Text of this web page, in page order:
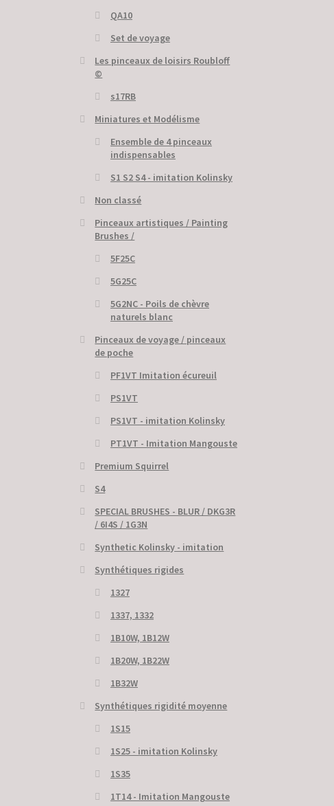
QA10
Set de voyage
Les pinceaux de loisirs Roubloff
©
s17RB
Miniatures et Modélisme
Ensemble de 4 pinceaux
indispensables
S1 S2 S4 - imitation Kolinsky
Non classé
Pinceaux artistiques / Painting
Brushes /
5F25C
5G25C
5G2NC - Poils de chèvre
naturels blanc
Pinceaux de voyage / pinceaux
de poche
PF1VT Imitation écureuil
PS1VT
PS1VT - imitation Kolinsky
PT1VT - Imitation Mangouste
Premium Squirrel
S4
SPECIAL BRUSHES - BLUR / DKG3R
/ 6I4S / 1G3N
Synthetic Kolinsky - imitation
Synthétiques rigides
1327
1337, 1332
1B10W, 1B12W
1B20W, 1B22W
1B32W
Synthétiques rigidité moyenne
1S15
1S25 - imitation Kolinsky
1S35
1T14 - Imitation Mangouste